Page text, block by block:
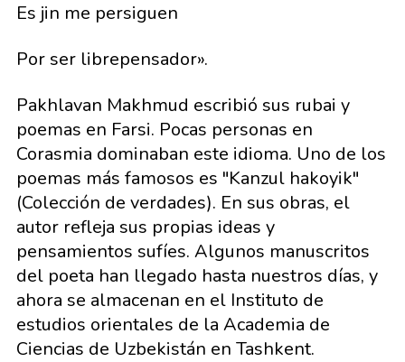
Es jin me persiguen
Por ser librepensador».
Pakhlavan Makhmud escribió sus rubai y
poemas en Farsi. Pocas personas en
Corasmia dominaban este idioma. Uno de los
poemas más famosos es "Kanzul hakoyik"
(Colección de verdades). En sus obras, el
autor refleja sus propias ideas y
pensamientos sufíes. Algunos manuscritos
del poeta han llegado hasta nuestros días, y
ahora se almacenan en el Instituto de
estudios orientales de la Academia de
Ciencias de Uzbekistán en Tashkent.